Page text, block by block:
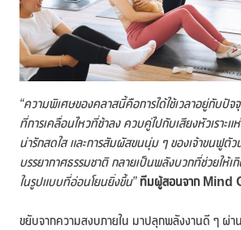
“ความพิเศษของคลาสนี้คือการได้ใช้เวลาอยู่กับปั
ที่การเคลื่อนไหวที่ช้าลง ควบคู่ไปกับเสียงหัวเราะ
น่ารักสดใส และการสัมผัสขนนุ่ม ๆ ของเจ้าขนฟูตั
บรรยากาศธรรมชาติ กลายเป็นพลังบวกที่ช่วยให้เกิ
ในรูปแบบที่อ่อนโยนยิ่งขึ้น” ทีมผู้สอนจาก Mind
ขยับจากความสงบภายใน มาปลุกพลังงานดี ๆ ผ่า